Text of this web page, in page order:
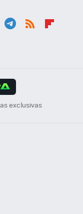
exclusivas